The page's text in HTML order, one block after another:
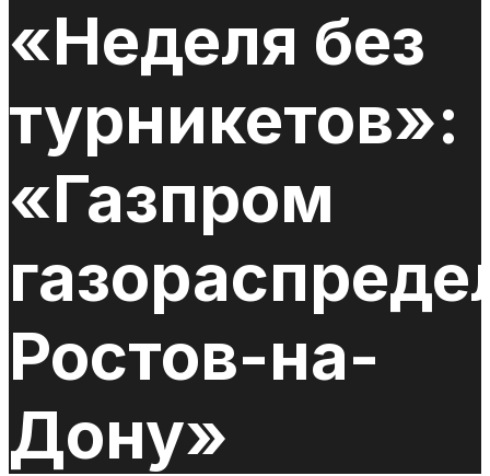
«Неделя без
турникетов»:
«Газпром
Ростов-на-
Дону»